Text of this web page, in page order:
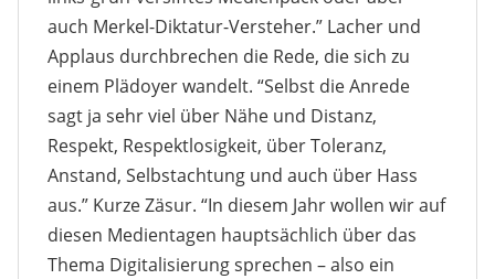
auch Merkel-Diktatur-Versteher.” Lacher und
Applaus durchbrechen die Rede, die sich zu
einem Plädoyer wandelt. “Selbst die Anrede
sagt ja sehr viel über Nähe und Distanz,
Respekt, Respektlosigkeit, über Toleranz,
Anstand, Selbstachtung und auch über Hass
aus.” Kurze Zäsur. “In diesem Jahr wollen wir auf
diesen Medientagen hauptsächlich über das
Thema Digitalisierung sprechen – also ein